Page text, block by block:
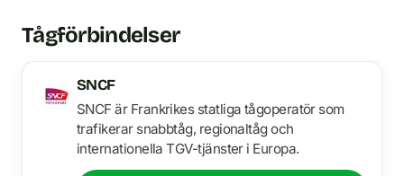
Tågförbindelser
SNCF
SNCF är Frankrikes statliga tågoperatör som
trafikerar snabbtåg, regionaltåg och
internationella TGV-tjänster i Europa.